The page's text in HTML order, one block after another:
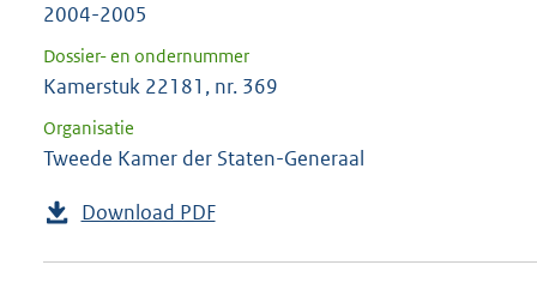
2004-2005
Dossier- en ondernummer
Kamerstuk 22181, nr. 369
Organisatie
Tweede Kamer der Staten-Generaal
Download PDF